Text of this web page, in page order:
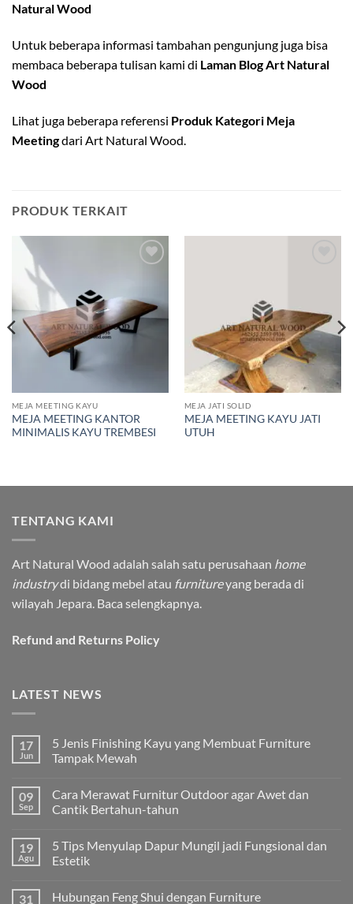
Natural Wood
Untuk beberapa informasi tambahan pengunjung juga bisa
membaca beberapa tulisan kami di Laman Blog Art Natural
Wood
Lihat juga beberapa referensi Produk Kategori Meja
Meetingdari Art Natural Wood.
PRODUK TERKAIT
MEJA MEETING KAYU
MEJA MEETING KANTOR
MINIMALIS KAYU TREMBESI
MEJA JATI SOLID
MEJA MEETING KAYU JATI
UTUH
TENTANG KAMI
Art Natural Wood adalah salah satu perusahaan home
industrydi bidang mebel atau furnitureyang berada di
wilayah Jepara. Baca selengkapnya.
Refund and Returns Policy
LATEST NEWS
17
Jun
5 Jenis Finishing Kayu yang Membuat Furniture
Tampak Mewah
komentar
pada
5
Kayu
yang
Membuat
Mewah
09
Sep
Cara Merawat Furnitur Outdoor agar Awet dan
Cantik Bertahun-tahun
komentar
pada
Cara
Outdoor
19
Agu
5 Tips Menyulap Dapur Mungil jadi Fungsional dan
Estetik
komentar
31 Hubungan Feng Shui dengan Furniture